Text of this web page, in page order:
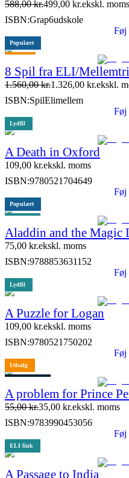
588,00kr.499,00 kr.ekskl. moms
ISBN:Grap6udskole
Føj
Populært
8 Spil fra ELI/
1.560,00kr.1.326,00 kr.ekskl.
ISBN:SpilElimellem
Føj
Lydfil
A Death in Oxford
109,00 kr.ekskl. moms
ISBN:9780521704649
Føj
Populært
Aladdin and the Magic
75,00 kr.ekskl. moms
ISBN:9788853631152
Føj
Lydfil
A Puzzle for Logan
109,00 kr.ekskl. moms
ISBN:9780521750202
Føj
Udsalg
A problem for Prince
55,00kr.35,00 kr.ekskl. moms
ISBN:9783990453056
Føj
ELI link
A Passage to India